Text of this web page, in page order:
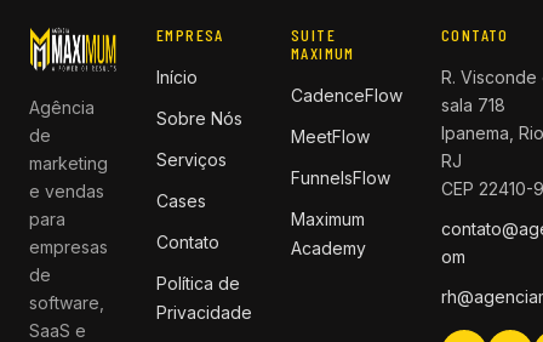
Agência
de
marketing
e vendas
para
empresas
de
software,
SaaS e
EMPRESA
Início
Sobre Nós
Serviços
Cases
Contato
Política de
Privacidade
SUITE
MAXIMUM
CadenceFlow
MeetFlow
FunnelsFlow
Maximum
Academy
CONTATO
R.
sala 718
Ipanema,
RJ
CEP 22410-
om